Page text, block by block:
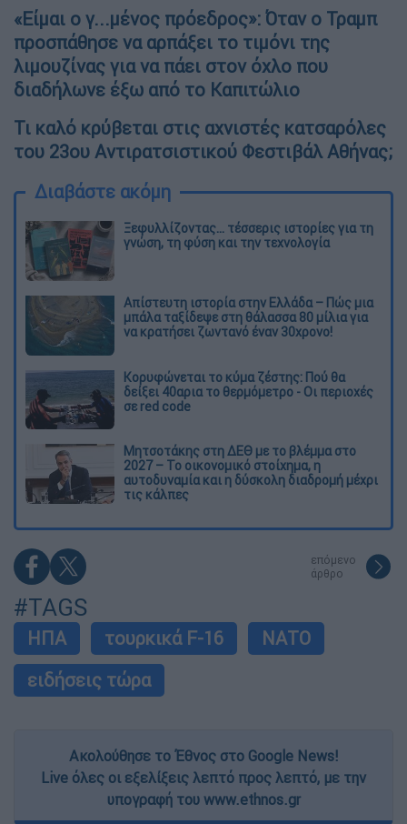
«Είμαι ο γ...μένος πρόεδρος»: Όταν ο Τραμπ
προσπάθησε να αρπάξει το τιμόνι της
λιμουζίνας για να πάει στον όχλο που
διαδήλωνε έξω από το Καπιτώλιο
Τι καλό κρύβεται στις αχνιστές κατσαρόλες
του 23ου Αντιρατσιστικού Φεστιβάλ Αθήνας;
Διαβάστε ακόμη
Ξεφυλλίζοντας... τέσσερις ιστορίες για τη
γνώση, τη φύση και την τεχνολογία
Απίστευτη ιστορία στην Ελλάδα – Πώς μια
μπάλα ταξίδεψε στη θάλασσα 80 μίλια για
να κρατήσει ζωντανό έναν 30χρονο!
Κορυφώνεται το κύμα ζέστης: Πού θα
δείξει 40αρια το θερμόμετρο - Οι περιοχές
σε red code
Μητσοτάκης στη ΔΕΘ με το βλέμμα στο
2027 – Το οικονομικό στοίχημα, η
αυτοδυναμία και η δύσκολη διαδρομή μέχρι
τις κάλπες
επόμενο
άρθρο
#TAGS
ΗΠΑ τουρκικά F-16
ΝΑΤΟ
ειδήσεις τώρα
Ακολούθησε το Έθνος στο Google News!
Live όλες οι εξελίξεις λεπτό προς λεπτό, με την
υπογραφή του www.ethnos.gr